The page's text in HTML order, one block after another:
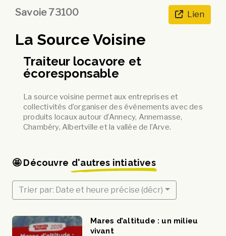
Savoie 73100 Lien
La Source Voisine
Traiteur locavore et
écoresponsable
La source voisine permet aux entreprises et
collectivités d’organiser des événements avec des
produits locaux autour d’Annecy, Annemasse,
Chambéry, Albertville et la vallée de l’Arve.
🤩 Découvre d'autres intiatives
Trier par: Date et heure précise (décr)
Mares d’altitude : un milieu
vivant